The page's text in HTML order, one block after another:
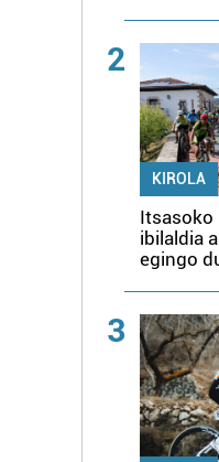
2
KIROLA
Itsasoko
ibilaldia
egingo
3